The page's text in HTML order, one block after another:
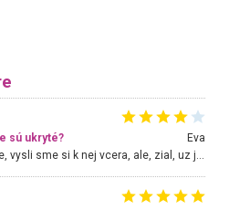
sú ukryté?
Eva
Hojdacka v Krpelanoch uz nie je, vysli sme si k nej vcera, ale, zial, uz je znicena. Ak sem planujete cestu len kvoli hojdacke, mozete si ju usetrit. Krasny vyhlad je tu vsak aj bez hojdacky :-)